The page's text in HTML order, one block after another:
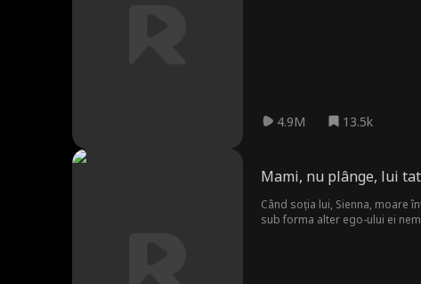
4.9M 13.5k
Mami, nu plânge, lui
Când soția lui, Sienna, moare
sub forma alter ego-ului ei